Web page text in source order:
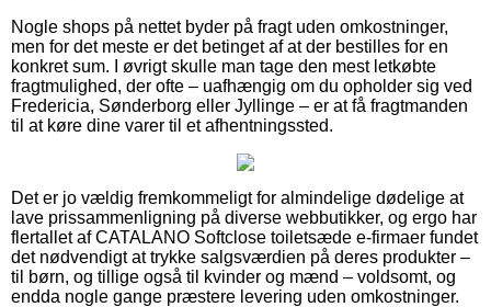
Nogle shops på nettet byder på fragt uden omkostninger,
men for det meste er det betinget af at der bestilles for en
konkret sum. I øvrigt skulle man tage den mest letkøbte
fragtmulighed, der ofte – uafhængig om du opholder sig ved
Fredericia, Sønderborg eller Jyllinge – er at få fragtmanden
til at køre dine varer til et afhentningssted.
Det er jo vældig fremkommeligt for almindelige dødelige at
lave prissammenligning på diverse webbutikker, og ergo har
flertallet af CATALANO Softclose toiletsæde e-firmaer fundet
det nødvendigt at trykke salgsværdien på deres produkter –
til børn, og tillige også til kvinder og mænd – voldsomt, og
endda nogle gange præstere levering uden omkostninger.